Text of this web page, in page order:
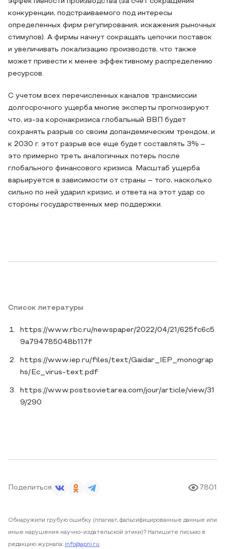
конкуренции, подстраиваемого под интересы
определенных фирм регулирования, искажения рыночных
стимулов). А фирмы начнут сокращать цепочки поставок
и увеличивать локализацию производств, что также
может привести к менее эффективному распределению
ресурсов.
С учетом всех перечисленных каналов трансмиссии
долгосрочного ущерба многие эксперты прогнозируют
что, из-за коронакризиса глобальный ВВП будет
сохранять разрыв со своим допандемическим трендом, и
к 2030 г. этот разрыв все еще будет составлять 3% –
это примерно треть аналогичных потерь после
глобального финансового кризиса. Масштаб ущерба
варьируется в зависимости от страны – того, насколько
сильно по ней ударил кризис, и ответа на этот удар со
стороны государственных мер поддержки.
Список литературы
https://www.rbc.ru/newspaper/2022/04/21/625fc6c5
9a794785048b117f
https://www.iep.ru/files/text/Gaidar_IEP_monograp
hs/Ec_virus-text.pdf
https://www.postsovietarea.com/jour/article/view/31
9/290
Поделиться 7801
Обнаружили грубую ошибку (плагиат, фальсифицированные данные или
иные нарушения научно-издательской этики)? Напишите письмо в
редакцию журнала: info@apni.ru